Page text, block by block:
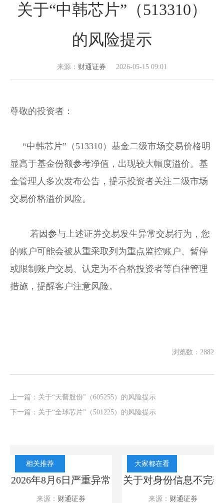
关于“中韩芯片”（513310）
的风险提示
来源： 财通证券 2026-05-15 09:01
尊敬的投资者：
“中韩芯片”（513310） 基金二级市场交易价格明
显高于基金份额参考净值，出现较大幅度溢价。 基
金管理人 多次发布公告，提示投资者关注二级市场
交易价格溢价风险。
	若因参与上述
证券交易发生异常交易行为，您
的账户可能会被从重采取列为重点监控账户、暂停
或限制账户交易、认定为不合格投资者等自律管理
措施，提醒客户注意风险。
浏览数：2882
上一篇： 关于“天普股份”（605255）的风险提示
下一篇： 关于“全球芯片”（501225）的风险提示
相关推荐
2026年8月6日严重异常
波动证券风险提示
来源： 财通证券
大家都在看
关于对身份信息不完善
及存疑的客户账户采取
来源： 财通证券